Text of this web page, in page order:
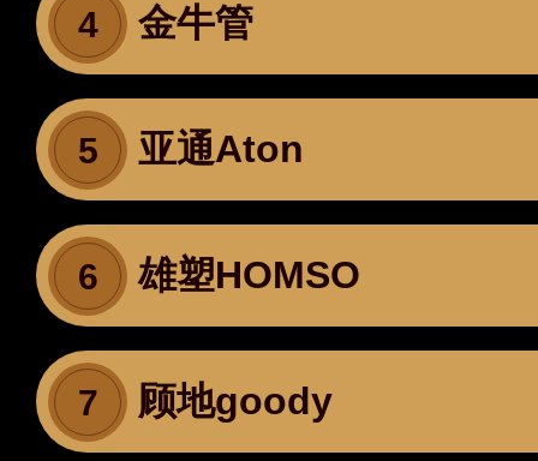
4 金牛管
5 亚通Aton
6 雄塑HOMSO
7 顾地goody